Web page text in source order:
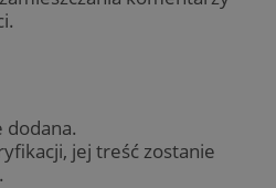
dodana.
jej treść zostanie